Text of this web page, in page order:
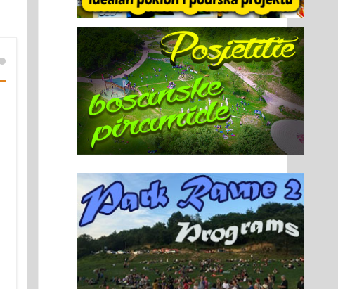
MAUZOLEJ U ŠKRIPU NA BRAČU
Autor: Mate PuljakVeljača
2026. U rimsko doba Škrip se
MEGALITSKA GRADINA U
Autor: Mate
2026 Prema arheolozima